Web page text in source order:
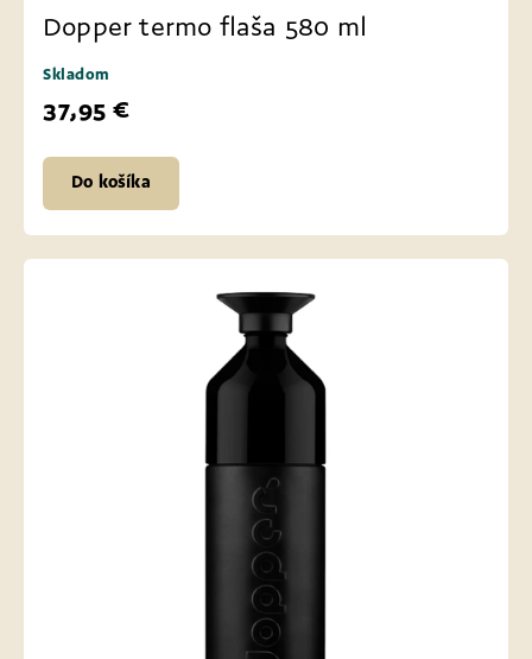
Dopper termo flaša 580 ml
Skladom
37,95 €
Do košíka